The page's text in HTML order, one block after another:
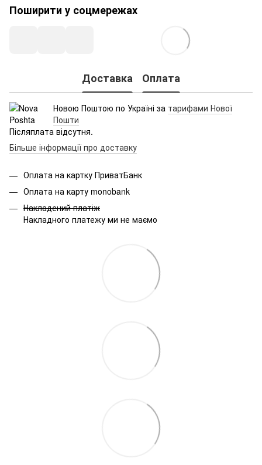
Поширити у соцмережах
Доставка Оплата
Новою Поштою по Україні за тарифами Нової
Пошти
Післяплата відсутня.
Більше інформації про доставку
Оплата на картку ПриватБанк
Оплата на карту monobank
Накладений платіж
Накладного платежу ми не маємо